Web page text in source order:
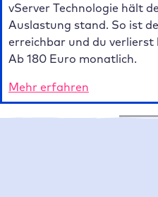
vServer Technologie hält
Auslastung stand. So ist
erreichbar und du verlierst
Ab 180 Euro monatlich.
Mehr erfahren